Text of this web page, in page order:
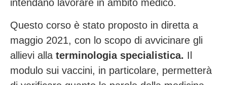
intendano lavorare in ambito medico.
Questo corso è stato proposto in diretta a
maggio 2021, con lo scopo di avvicinare gli
allievi alla terminologia specialistica. Il
modulo sui vaccini, in particolare, permetterà